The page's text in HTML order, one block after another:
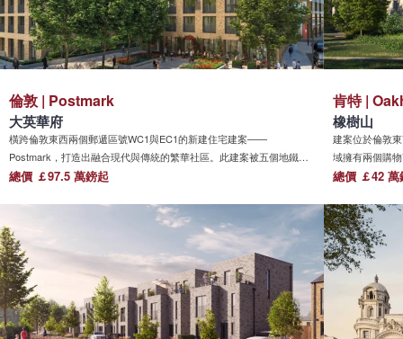
倫敦 | Postmark
大英華府
橫跨倫敦東西兩個郵遞區號WC1與EC1的新建住宅建案——
Postmark，打造出融合現代與傳統的繁華社區。此建案被五個地鐵站
與火車站環繞，讓該社區的居民能夠便捷地前往倫敦各地。附近豐富
肯威爾（Clerkenwell）、Kings Cross、督道大街（Chancery Lane）
和老街（Old Street）。
總價 ￡97.5 萬鎊起
肯特 |
橡樹山
建案位於倫敦
域擁有兩個購
時間內即可直
總價 ￡42 萬